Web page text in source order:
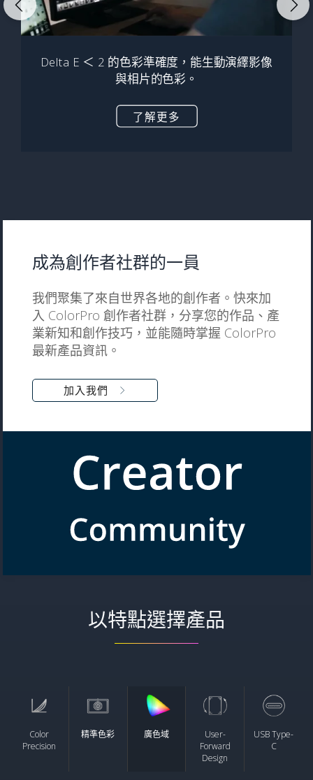
Delta E ＜ 2 的色彩準確度，能生動演繹影像
與相片的色彩。
了解更多
成為創作者社群的一員
我們聚集了來自世界各地的創作者。快來加
入 ColorPro 創作者社群，分享您的作品、產
業新知和創作技巧，並能隨時掌握 ColorPro
最新產品資訊。
加入我們
以特點選擇產品
Color
Precision
精準色彩 廣色域
User-
Forward
Design
USB Type-
C